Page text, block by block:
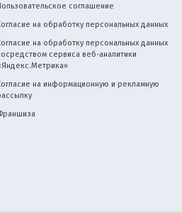
соглашение
на обработку персональных данных
на обработку персональных данных
сервиса веб-аналитики
на информационную и рекламную